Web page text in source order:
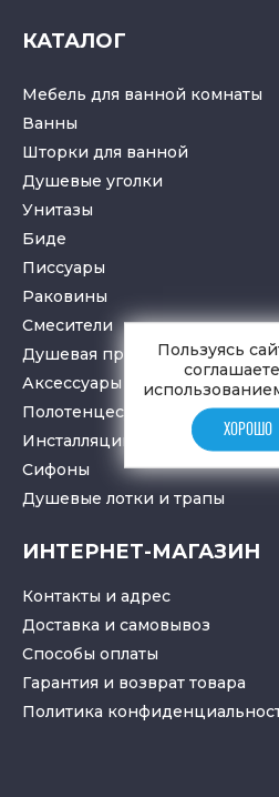
КАТАЛОГ
Мебель для ванной комнаты
Ванны
Шторки для ванной
Душевые уголки
Унитазы
Биде
Писсуары
Раковины
Смесители
Душевая программа
Аксессуары в ванную
Полотенцесушители
Инсталляции для санузлов
Cифоны
Душевые лотки и трапы
ИНТЕРНЕТ-МАГАЗИН
Контакты и адрес
Доставка и самовывоз
Способы оплаты
Гарантия и возврат товара
Политика
Пользуясь
ХОРОШО